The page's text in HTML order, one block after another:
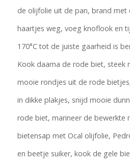
de olijfolie uit de pan, brand met
haartjes weg, voeg knoflook en
170°C tot de juiste gaarheid is
Kook daarna de rode biet, steek
mooie rondjes uit de rode
in dikke plakjes, snijd mooie
rode biet, marineer de bewerkte
bietensap met Ocal olijfolie,
en beetje suiker, kook de gele